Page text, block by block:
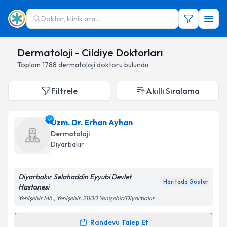
Doktor, klinik ara...
Dermatoloji - Cildiye Doktorları
Toplam 1788 dermatoloji doktoru bulundu.
Filtrele Akıllı Sıralama
Uzm. Dr. Erhan Ayhan
Dermatoloji
Diyarbakır
Diyarbakır Selahaddin Eyyubi Devlet
Hastanesi
Haritada Göster
Yenişehir Mh., Yenişehir, 21100 Yenişehir/Diyarbakır
Randevu Talep Et